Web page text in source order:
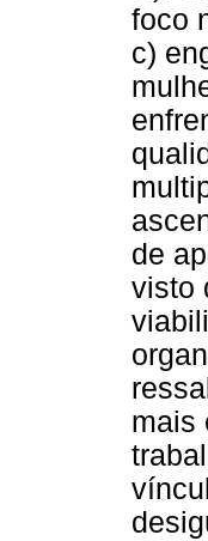
foco
c)
de
visto
mais